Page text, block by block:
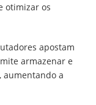
otimizar os
apostam
armazenar e
aumentando a